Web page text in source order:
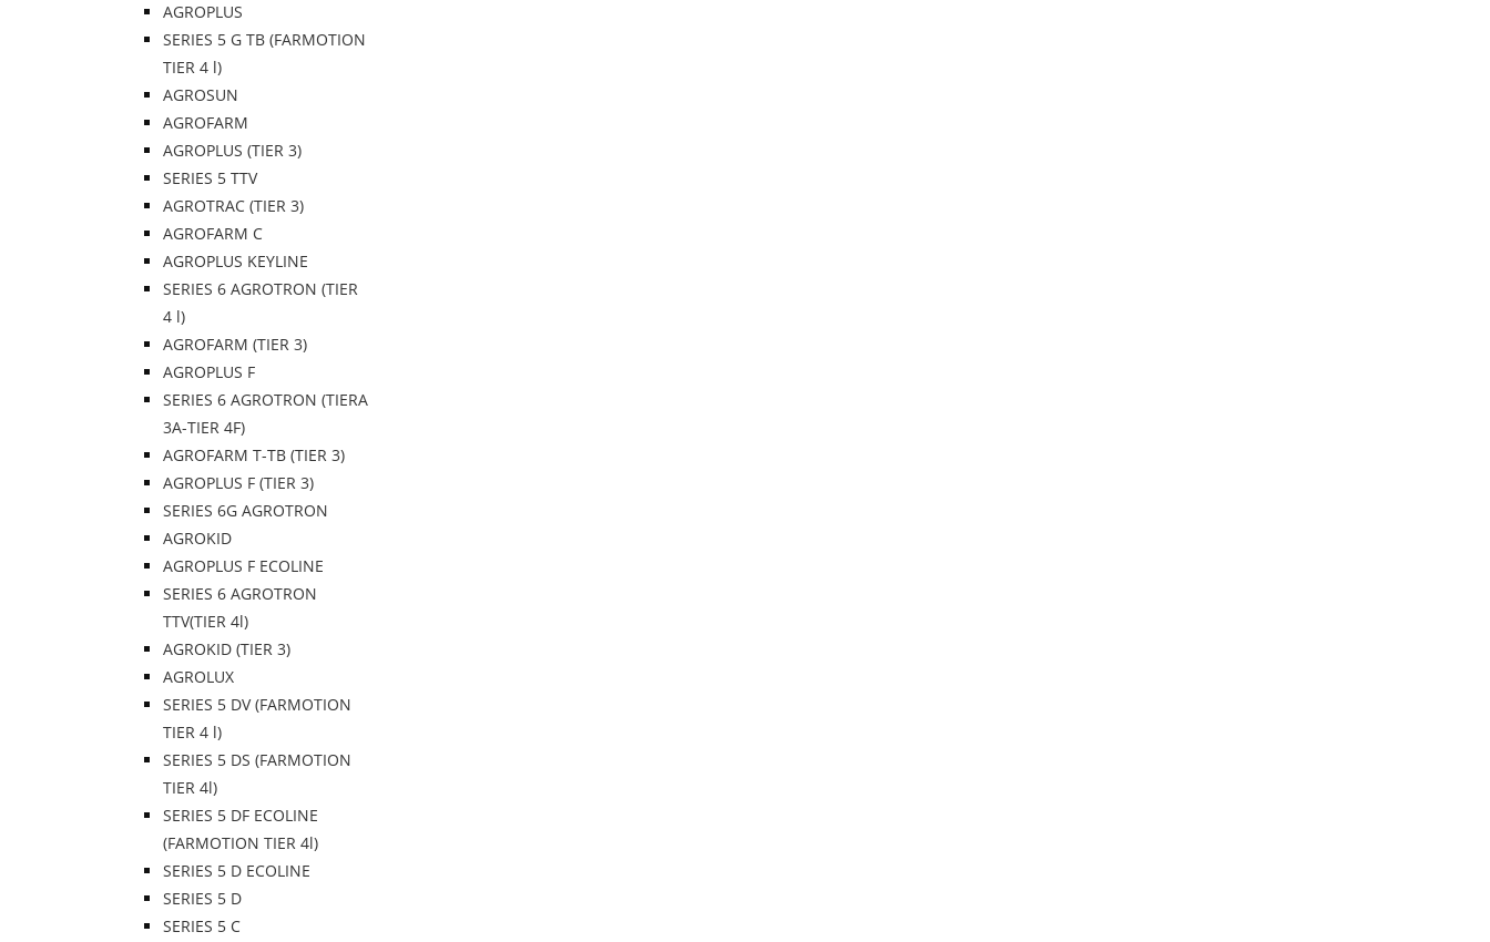
AGROPLUS
SERIES 5 G TB (FARMOTION
TIER 4 l)
AGROSUN
AGROFARM
AGROPLUS (TIER 3)
SERIES 5 TTV
AGROTRAC (TIER 3)
AGROFARM C
AGROPLUS KEYLINE
SERIES 6 AGROTRON (TIER
4 l)
AGROFARM (TIER 3)
AGROPLUS F
SERIES 6 AGROTRON (TIERA
3A-TIER 4F)
AGROFARM T-TB (TIER 3)
AGROPLUS F (TIER 3)
SERIES 6G AGROTRON
AGROKID
AGROPLUS F ECOLINE
SERIES 6 AGROTRON
TTV(TIER 4l)
AGROKID (TIER 3)
AGROLUX
SERIES 5 DV (FARMOTION
TIER 4 l)
SERIES 5 DS (FARMOTION
TIER 4l)
SERIES 5 DF ECOLINE
(FARMOTION TIER 4l)
SERIES 5 D ECOLINE
SERIES 5 D
SERIES 5 C